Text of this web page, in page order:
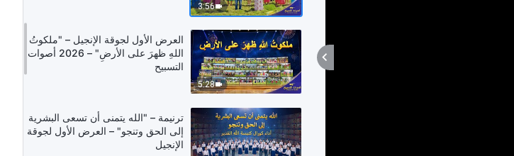
3:56
5:28
العرض الأول لجوقة الإنجيل – "ملكوتُ
اللهِ ظهرَ على الأرضِ" – 2026 أصوات
التسبيح
ترنيمة – "الله يتمنى أن تسعى البشرية
إلى الحق وتنجو" – العرض الأول لجوقة
الإنجيل